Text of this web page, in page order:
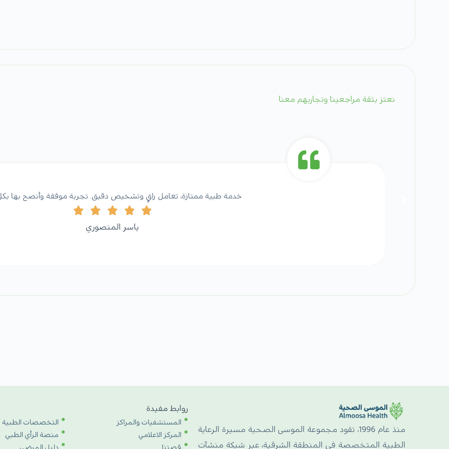
نعتز بثقة مراجعينا وتجاربهم معنا
خدمة طبية ممتازة، تعامل راقٍ وتشخيص دقيق. تجربة موفقة وأنصح بها
ياسر المنصوري
منذ عام 1996، تقود مجموعة الموسى الصحية مسيرة الرعاية
الطبية المتخصصة في المنطقة الشرقية، عبر شبكة منشآت
روابط مفيدة
المستشفيات والمراكز
المركز الاعلامي
قصتنا
التخصصات الطبية
منصة الرأي الطبي
دليل المرضى